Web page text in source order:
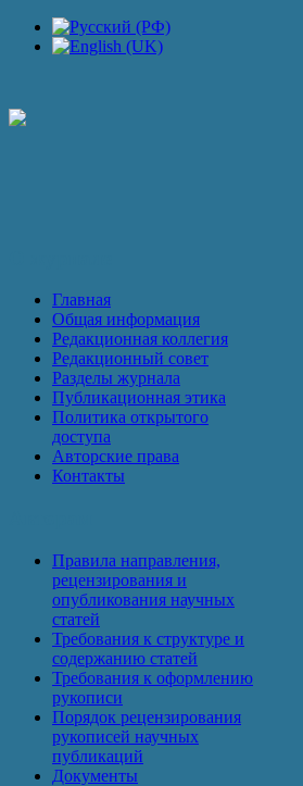
Главная
Общая информация
Редакционная коллегия
Редакционный совет
Разделы журнала
Публикационная этика
Политика открытого
доступа
Авторские права
Контакты
Правила направления,
рецензирования и
опубликования научных
статей
Требования к структуре и
содержанию статей
Требования к оформлению
рукописи
Порядок рецензирования
рукописей научных
публикаций
Документы